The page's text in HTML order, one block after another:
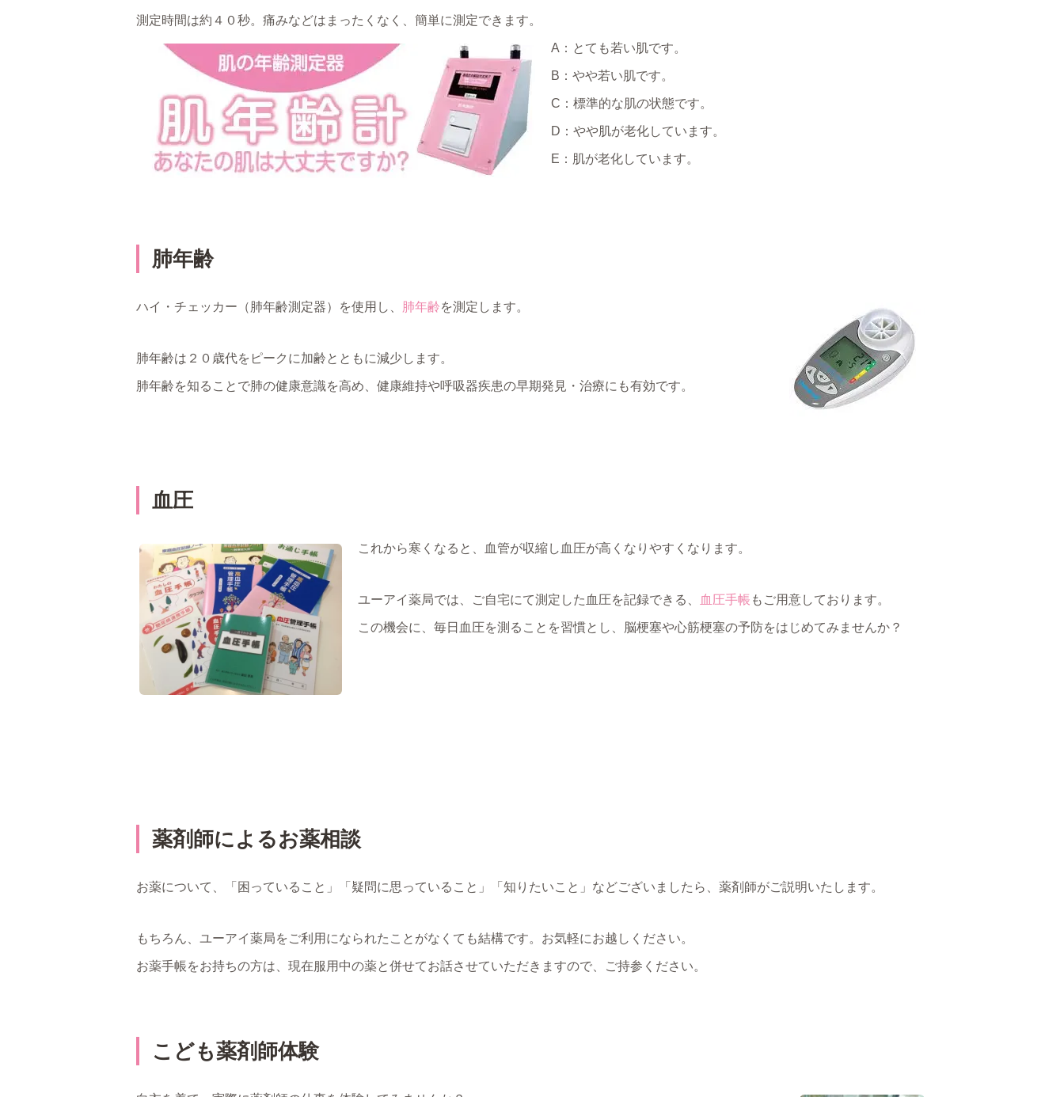
測定時間は約４０秒。痛みなどはまったくなく、簡単に測定できます。
A：とても若い肌です。
B：やや若い肌です。
C：標準的な肌の状態です。
D：やや肌が老化しています。
E：肌が老化しています。
肺年齢
ハイ・チェッカー（肺年齢測定器）を使用し、 肺年齢を測定します。
肺年齢は２０歳代をピークに加齢とともに減少します。
肺年齢を知ることで肺の健康意識を高め、健康維持や呼吸器疾患の早期発見・治療にも有効です。
血圧
これから寒くなると、血管が収縮し血圧が高くなりやすくなります。
ユーアイ薬局では、ご自宅にて測定した血圧を記録できる、 血圧手帳 もご用意しております。
この機会に、毎日血圧を測ることを習慣とし、脳梗塞や心筋梗塞の予防をはじめてみませんか？
薬剤師によるお薬相談
お薬について、「困っていること」「疑問に思っていること」「知りたいこと」などございましたら、薬剤師がご説明いたします。
もちろん、ユーアイ薬局をご利用になられたことがなくても結構です。お気軽にお越しください。
お薬手帳をお持ちの方は、現在服用中の薬と併せてお話させていただきますので、ご持参ください。
こども薬剤師体験